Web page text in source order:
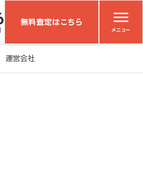
無料査定はこちら
メニュー
運営会社